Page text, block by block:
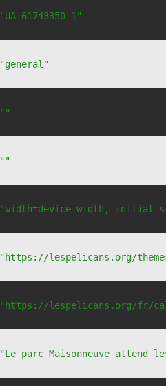
"UA-61743350-1"
"general"
""
""
"width=device-width, initial-
"https://lespelicans.org/
"https://lespelicans.org/fr/
"Le parc Maisonneuve attend